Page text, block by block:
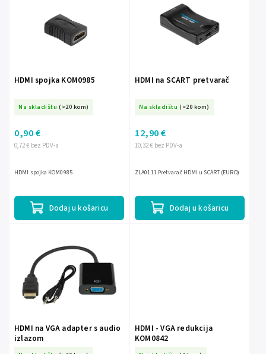
HDMI spojka KOM0985
Na skladištu (>20 kom)
0,72 € bez PDV-a
0,90 €
Dodaj u košaricu
HDMI spojka KOM0985
HDMI na SCART pretvarač
Na skladištu (>20 kom)
10,32 € bez PDV-a
12,90 €
Dodaj u košaricu
ZLA0111 Pretvarač HDMI u SCART (EURO)
HDMI na VGA adapter s audio
izlazom
HDMI - VGA redukcija
KOM0842